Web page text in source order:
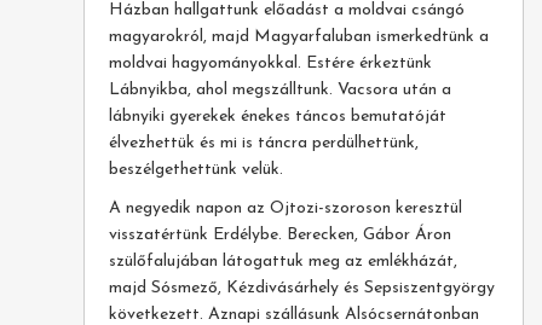
Házban hallgattunk előadást a moldvai csángó
magyarokról, majd Magyarfaluban ismerkedtünk a
moldvai hagyományokkal. Estére érkeztünk
Lábnyikba, ahol megszálltunk. Vacsora után a
lábnyiki gyerekek énekes táncos bemutatóját
élvezhettük és mi is táncra perdülhettünk,
beszélgethettünk velük.
A negyedik napon az Ojtozi-szoroson keresztül
visszatértünk Erdélybe. Berecken, Gábor Áron
szülőfalujában látogattuk meg az emlékházát,
majd Sósmező, Kézdivásárhely és Sepsiszentgyörgy
következett. Aznapi szállásunk Alsócsernátonban